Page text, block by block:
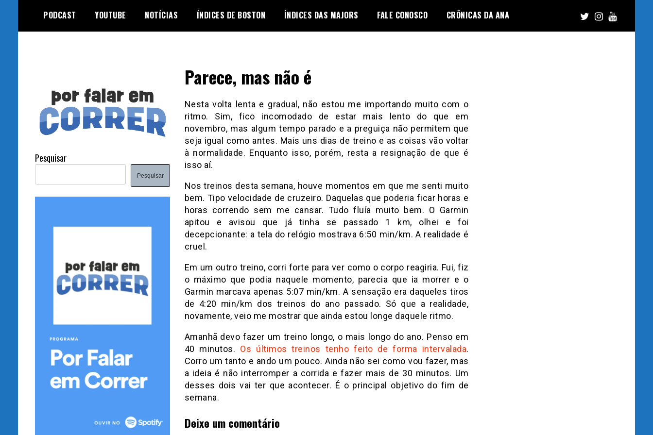
content
PODCAST YOUTUBE NOTÍCIAS ÍNDICES DE BOSTON ÍNDICES DAS MAJORS FALE CONOSCO CRÔNICAS DA ANA
Parece, mas não é
Nesta volta lenta e gradual, não estou me importando muito com o
ritmo. Sim, fico incomodado de estar mais lento do que em
novembro, mas algum tempo parado e a preguiça não permitem que
seja igual como antes. Mais uns dias de treino e as coisas vão voltar
à normalidade. Enquanto isso, porém, resta a resignação de que é
isso aí.
Nos treinos desta semana, houve momentos em que me senti muito
bem. Tipo velocidade de cruzeiro. Daquelas que poderia ficar horas e
horas correndo sem me cansar. Tudo fluía muito bem. O Garmin
apitou e avisou que já tinha se passado 1 km, olhei e foi
decepcionante: a tela do relógio mostrava 6:50 min/km. A realidade é
cruel.
Em um outro treino, corri forte para ver como o corpo reagiria. Fui, fiz
o máximo que podia naquele momento, parecia que ia morrer e o
Garmin marcava apenas 5:07 min/km. A sensação era daqueles tiros
de 4:20 min/km dos treinos do ano passado. Só que a realidade,
novamente, veio me mostrar que ainda estou longe daquele ritmo.
Amanhã devo fazer um treino longo, o mais longo do ano. Penso em
40 minutos. Os últimos treinos tenho feito de forma intervalada.
Corro um tanto e ando um pouco. Ainda não sei como vou fazer, mas
a ideia é não interromper a corrida e fazer mais de 30 minutos. Um
desses dois vai ter que acontecer. É o principal objetivo do fim de
semana.
Deixe um comentário
Pesquisar
Pesquisar